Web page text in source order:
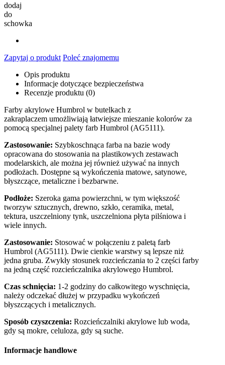
dodaj
do
schowka
Zapytaj o produkt Poleć znajomemu
Opis produktu
Informacje dotyczące bezpieczeństwa
Recenzje produktu (0)
Farby akrylowe Humbrol w butelkach z
zakraplaczem umożliwiają łatwiejsze mieszanie kolorów za
pomocą specjalnej palety farb Humbrol (AG5111).
Zastosowanie: Szybkoschnąca farba na bazie wody
opracowana do stosowania na plastikowych zestawach
modelarskich, ale można jej również używać na innych
podłożach. Dostępne są wykończenia matowe, satynowe,
błyszczące, metaliczne i bezbarwne.
Podłoże: Szeroka gama powierzchni, w tym większość
tworzyw sztucznych, drewno, szkło, ceramika, metal,
tektura, uszczelniony tynk, uszczelniona płyta pilśniowa i
wiele innych.
Zastosowanie: Stosować w połączeniu z paletą farb
Humbrol (AG5111). Dwie cienkie warstwy są lepsze niż
jedna gruba. Zwykły stosunek rozcieńczania to 2 części farby
na jedną część rozcieńczalnika akrylowego Humbrol.
Czas schnięcia: 1-2 godziny do całkowitego wyschnięcia,
należy odczekać dłużej w przypadku wykończeń
błyszczących i metalicznych.
Sposób czyszczenia: Rozcieńczalniki akrylowe lub woda,
gdy są mokre, celuloza, gdy są suche.
Informacje handlowe